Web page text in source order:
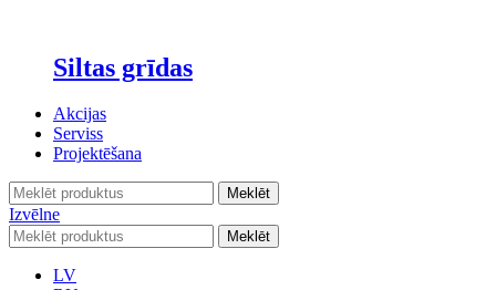
Siltas grīdas
Akcijas
Serviss
Projektēšana
Meklēt
Izvēlne
Meklēt
LV